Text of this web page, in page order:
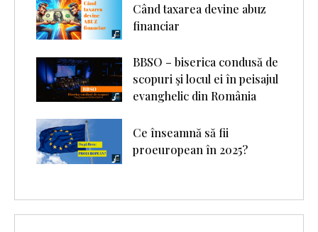
Când taxarea devine abuz
financiar
BBSO – biserica condusă de
scopuri şi locul ei în peisajul
evanghelic din România
Ce înseamnă să fii
proeuropean în 2025?